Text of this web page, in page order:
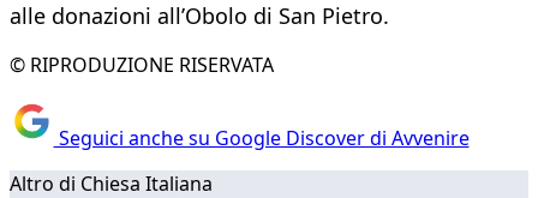
alle donazioni all’Obolo di San Pietro.
© RIPRODUZIONE RISERVATA
Seguici anche su Google Discover di Avvenire
Altro di Chiesa Italiana